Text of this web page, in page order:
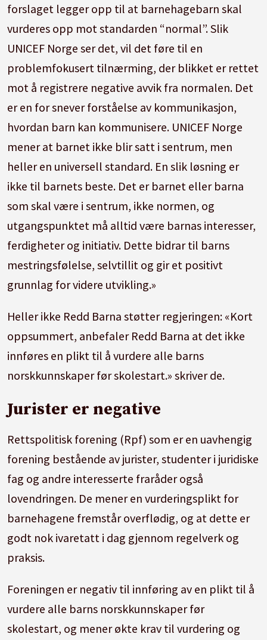
forslaget legger opp til at barnehagebarn skal
vurderes opp mot standarden “normal”. Slik
UNICEF Norge ser det, vil det føre til en
problemfokusert tilnærming, der blikket er rettet
mot å registrere negative avvik fra normalen. Det
er en for snever forståelse av kommunikasjon,
hvordan barn kan kommunisere. UNICEF Norge
mener at barnet ikke blir satt i sentrum, men
heller en universell standard. En slik løsning er
ikke til barnets beste. Det er barnet eller barna
som skal være i sentrum, ikke normen, og
utgangspunktet må alltid være barnas interesser,
ferdigheter og initiativ. Dette bidrar til barns
mestringsfølelse, selvtillit og gir et positivt
grunnlag for videre utvikling.»
Heller ikke Redd Barna støtter regjeringen: «Kort
oppsummert, anbefaler Redd Barna at det ikke
innføres en plikt til å vurdere alle barns
norskkunnskaper før skolestart.» skriver de.
Jurister er negative
Rettspolitisk forening (Rpf) som er en uavhengig
forening bestående av jurister, studenter i juridiske
fag og andre interesserte fraråder også
lovendringen. De mener en vurderingsplikt for
barnehagene fremstår overflødig, og at dette er
godt nok ivaretatt i dag gjennom regelverk og
praksis.
Foreningen er negativ til innføring av en plikt til å
vurdere alle barns norskkunnskaper før
skolestart, og mener økte krav til vurdering og